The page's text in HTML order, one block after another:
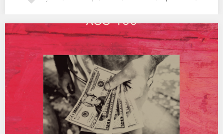
hala bedi, House, xperimental sound system
XSS186 | BĒИ | Shame
Nueva colaboración de BĒИ desde Donosti, esta vez con un
collage sonoro que toma como punto…